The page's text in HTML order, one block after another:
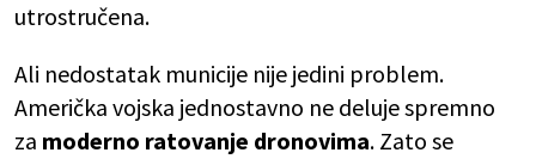
utrostručena.
Ali nedostatak municije nije jedini problem.
Američka vojska jednostavno ne deluje spremno
za moderno ratovanje dronovima. Zato se